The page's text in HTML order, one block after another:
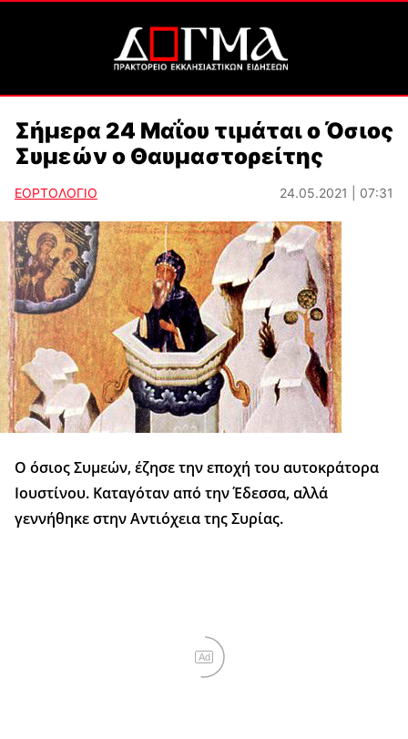
Σήμερα 24 Μαΐου τιμάται ο Όσιος
Συμεών ο Θαυμαστορείτης
ΕΟΡΤΟΛΟΓΙΟ 24.05.2021 | 07:31
Ο όσιος Συμεών, έζησε την εποχή του αυτοκράτορα
Ιουστίνου. Καταγόταν από την Έδεσσα, αλλά
γεννήθηκε στην Αντιόχεια της Συρίας.
Ad